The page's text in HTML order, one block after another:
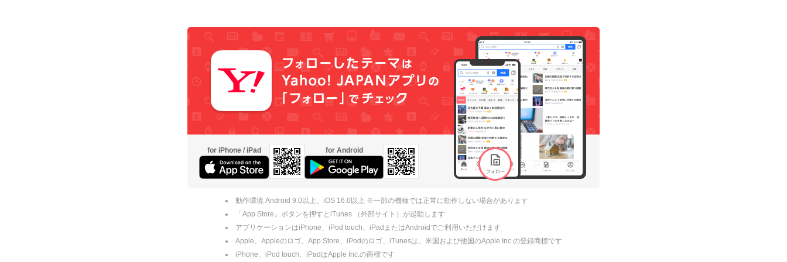
for iPhone / iPad for Android
動作環境 Android 9.0以上、iOS 16.0以上 ※一部の機種では正常に動作しない場合があります
「App Store」ボタンを押すとiTunes （外部サイト）が起動します
アプリケーションはiPhone、iPod touch、iPadまたはAndroidでご利用いただけます
Apple、Appleのロゴ、App Store、iPodのロゴ、iTunesは、米国および他国のApple Inc.の登録商標です
iPhone、iPod touch、iPadはApple Inc.の商標です